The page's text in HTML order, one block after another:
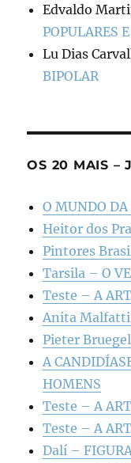
Edvaldo
POPULARES
Lu Dias
BIPOLAR
OS 20 MAIS –
O MUNDO
Heitor dos
Pintores
Tarsila – O
Teste – A
Anita Malfatti
Pieter
A
HOMENS
Teste – A
Teste – A
Dalí –